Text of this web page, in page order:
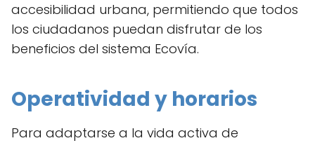
accesibilidad urbana, permitiendo que todos
los ciudadanos puedan disfrutar de los
beneficios del sistema Ecovía.
Operatividad y horarios
Para adaptarse a la vida activa de